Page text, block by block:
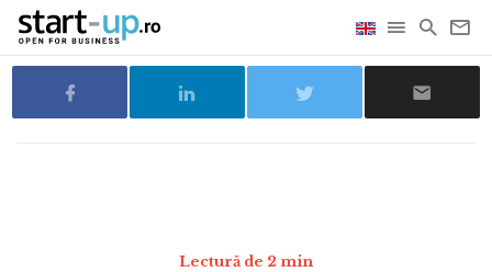
Lectură de 2 min